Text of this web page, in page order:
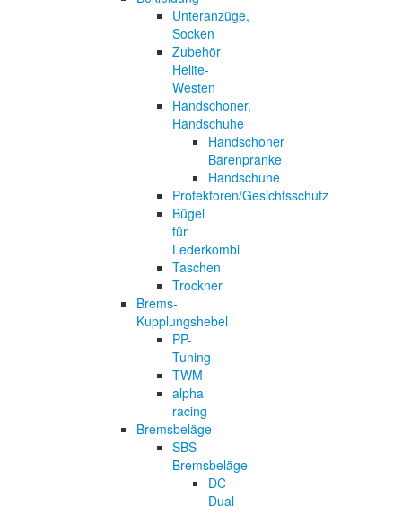
Unteranzüge,
Socken
Zubehör
Helite-
Westen
Handschoner,
Handschuhe
Handschoner
Bärenpranke
Handschuhe
Protektoren/Gesichtsschutz
Bügel
für
Lederkombi
Taschen
Trockner
Brems-
Kupplungshebel
PP-
Tuning
TWM
alpha
racing
Bremsbeläge
SBS-
Bremsbeläge
DC
Dual